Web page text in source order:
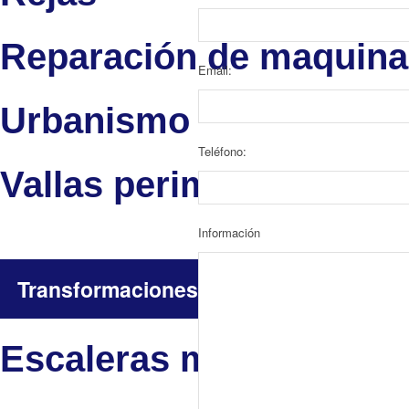
Reparación de
Urbanismo
Vallas perimetrales
Transformaciones de Metal
Escaleras metálicas
Email:
Teléfono:
Información